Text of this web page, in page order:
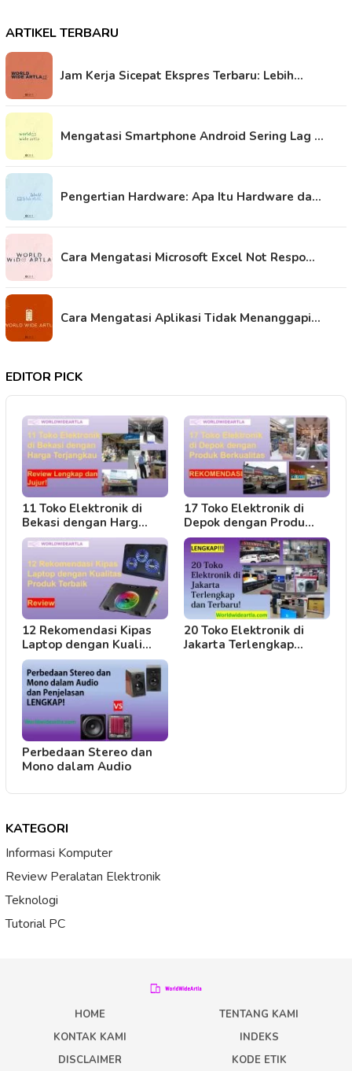
ARTIKEL TERBARU
Jam Kerja Sicepat Ekspres Terbaru: Lebih…
Mengatasi Smartphone Android Sering Lag …
Pengertian Hardware: Apa Itu Hardware da…
Cara Mengatasi Microsoft Excel Not Respo…
Cara Mengatasi Aplikasi Tidak Menanggapi…
EDITOR PICK
11 Toko Elektronik di
Bekasi dengan Harg…
17 Toko Elektronik di
Depok dengan Produ…
12 Rekomendasi Kipas
Laptop dengan Kuali…
20 Toko Elektronik di
Jakarta Terlengkap…
Perbedaan Stereo dan
Mono dalam Audio
KATEGORI
Informasi Komputer
Review Peralatan Elektronik
Teknologi
Tutorial PC
HOME
TENTANG KAMI
KONTAK KAMI
INDEKS
DISCLAIMER
KODE ETIK